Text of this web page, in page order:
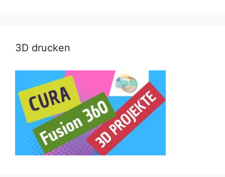
3D drucken